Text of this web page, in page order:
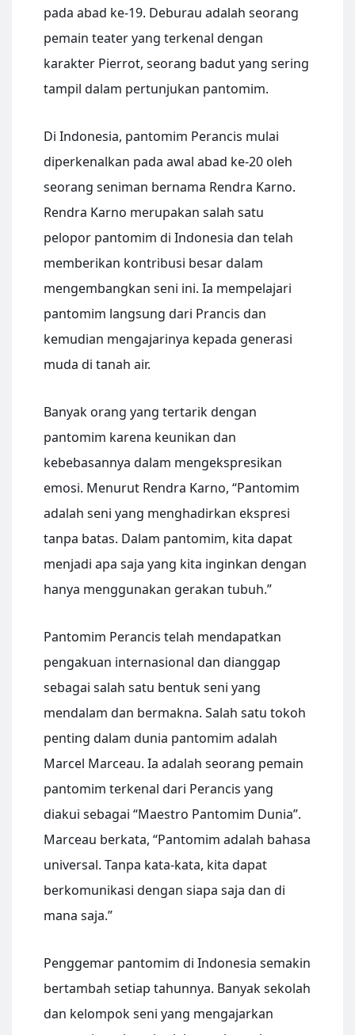
pada abad ke-19. Deburau adalah seorang
pemain teater yang terkenal dengan
karakter Pierrot, seorang badut yang sering
tampil dalam pertunjukan pantomim.
Di Indonesia, pantomim Perancis mulai
diperkenalkan pada awal abad ke-20 oleh
seorang seniman bernama Rendra Karno.
Rendra Karno merupakan salah satu
pelopor pantomim di Indonesia dan telah
memberikan kontribusi besar dalam
mengembangkan seni ini. Ia mempelajari
pantomim langsung dari Prancis dan
kemudian mengajarinya kepada generasi
muda di tanah air.
Banyak orang yang tertarik dengan
pantomim karena keunikan dan
kebebasannya dalam mengekspresikan
emosi. Menurut Rendra Karno, “Pantomim
adalah seni yang menghadirkan ekspresi
tanpa batas. Dalam pantomim, kita dapat
menjadi apa saja yang kita inginkan dengan
hanya menggunakan gerakan tubuh.”
Pantomim Perancis telah mendapatkan
pengakuan internasional dan dianggap
sebagai salah satu bentuk seni yang
mendalam dan bermakna. Salah satu tokoh
penting dalam dunia pantomim adalah
Marcel Marceau. Ia adalah seorang pemain
pantomim terkenal dari Perancis yang
diakui sebagai “Maestro Pantomim Dunia”.
Marceau berkata, “Pantomim adalah bahasa
universal. Tanpa kata-kata, kita dapat
berkomunikasi dengan siapa saja dan di
mana saja.”
Penggemar pantomim di Indonesia semakin
bertambah setiap tahunnya. Banyak sekolah
dan kelompok seni yang mengajarkan